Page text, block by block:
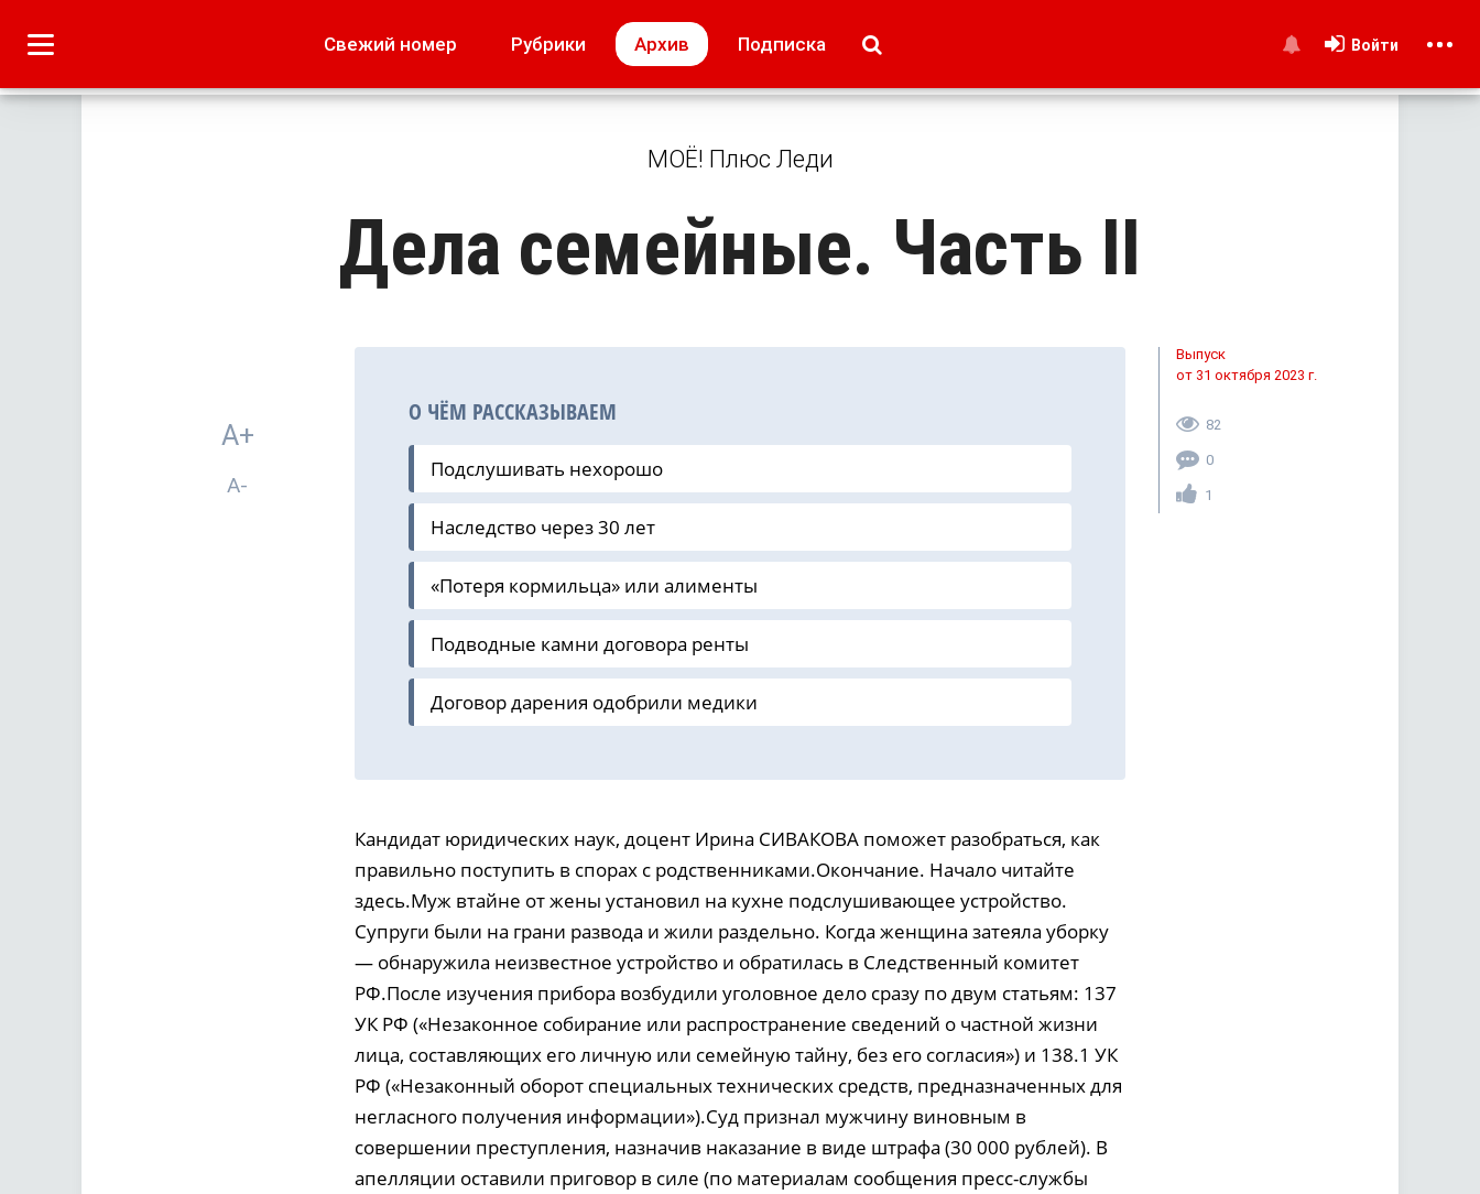
Свежий номер Рубрики Архив Подписка Войти
Лето наших читателей
МОЁ! Плюс Липецк
Образование + карьера
Свадьба недели
МОЁ! Плюс Леди
Дела семейные. Часть II
A+
A-
О ЧЁМ РАССКАЗЫВАЕМ
Подслушивать нехорошо
Наследство через 30 лет
«Потеря кормильца» или алименты
Подводные камни договора ренты
Договор дарения одобрили медики
Кандидат юридических наук, доцент Ирина СИВАКОВА поможет разобраться, как
правильно поступить в спорах с родственниками.Окончание. Начало читайте
здесь.Муж втайне от жены установил на кухне подслушивающее устройство.
Супруги были на грани развода и жили раздельно. Когда женщина затеяла уборку
— обнаружила неизвестное устройство и обратилась в Следственный комитет
РФ.После изучения прибора возбудили уголовное дело сразу по двум статьям: 137
УК РФ («Незаконное собирание или распространение сведений о частной жизни
лица, составляющих его личную или семейную тайну, без его согласия») и 138.1 УК
РФ («Незаконный оборот специальных технических средств, предназначенных для
негласного получения информации»).Суд признал мужчину виновным в
совершении преступления, назначив наказание в виде штрафа (30 000 рублей). В
апелляции оставили приговор в силе (по материалам сообщения пресс-службы
Выпуск
от 31 октября 2023 г.
82
0
1